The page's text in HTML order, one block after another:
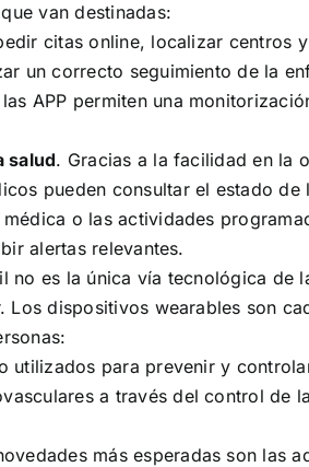
van destinadas:
citas online, localizar centros
un correcto seguimiento de la
APP permiten una
salud. Gracias a la facilidad en la
pueden consultar el estado de
o las actividades
alertas relevantes.
no es la única vía tecnológica de
Los dispositivos wearables son
utilizados para prevenir y
a través del control de
más esperadas son las